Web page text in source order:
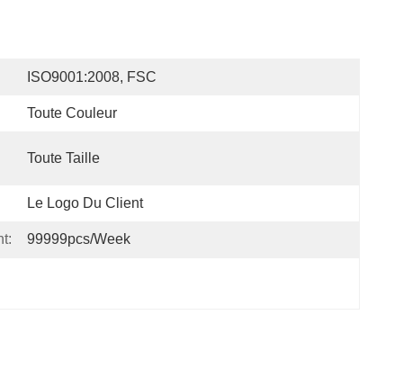
ISO9001:2008, FSC
Toute Couleur
Toute Taille
Le Logo Du Client
99999pcs/week